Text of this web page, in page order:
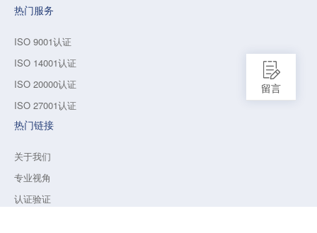
热门服务
ISO 9001认证
ISO 14001认证
ISO 20000认证
ISO 27001认证
热门链接
关于我们
专业视角
认证验证
留言